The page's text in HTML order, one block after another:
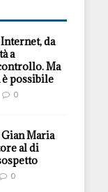
da
a
Ma
è possibile
0
Maria
al di
0